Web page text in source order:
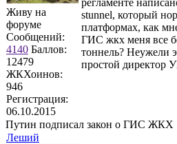
Живу на
форуме
Сообщений:
4140 Баллов:
12479
ЖКХоинов:
946
Регистрация:
06.10.2015
stunnel, который
платформах, как
ГИС жкх меня все
тоннель? Неужели
простой директор
Путин подписал закон о ГИС ЖКХ
Леший